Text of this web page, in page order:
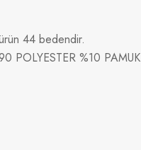
44 bedendir.
POLYESTER %10 PAMUK